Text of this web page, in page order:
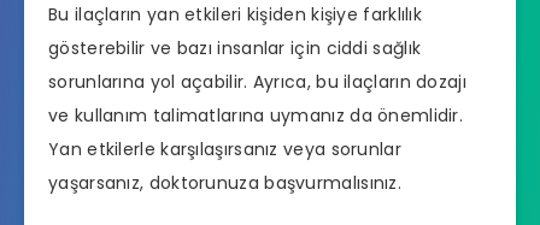
Bu ilaçların yan etkileri kişiden kişiye farklılık
gösterebilir ve bazı insanlar için ciddi sağlık
sorunlarına yol açabilir. Ayrıca, bu ilaçların dozajı
ve kullanım talimatlarına uymanız da önemlidir.
Yan etkilerle karşılaşırsanız veya sorunlar
yaşarsanız, doktorunuza başvurmalısınız.